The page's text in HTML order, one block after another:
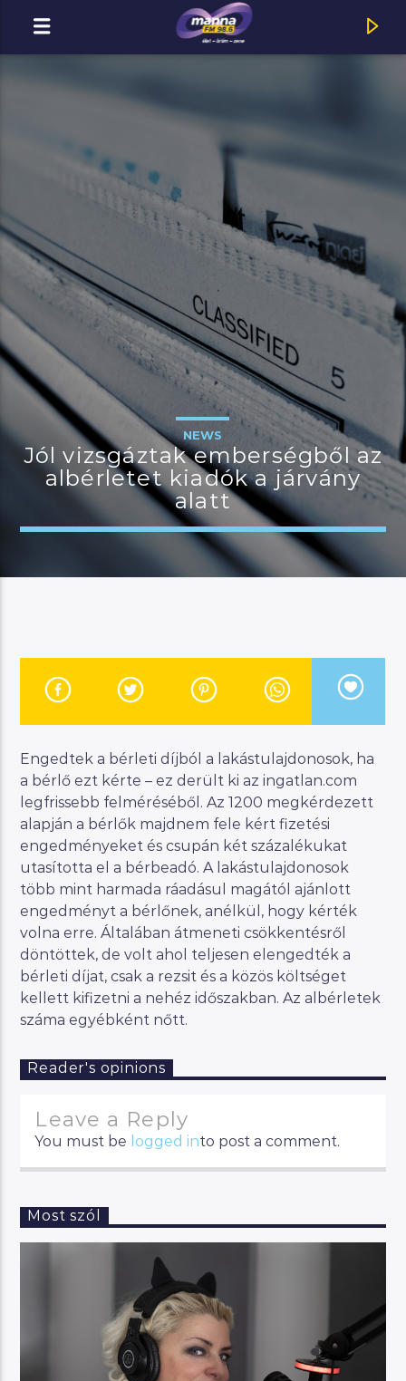
MOST ADÁSBAN
MannaFM
Unisex : Más Úton
JELENLEGI MŰSOR
MANNA DÉLELŐTT
Manna FM
NEWS
Jól vizsgáztak emberségből az
albérletet kiadók a járvány
alatt
Engedtek a bérleti díjból a lakástulajdonosok, ha
a bérlő ezt kérte – ez derült ki az ingatlan.com
legfrissebb felméréséből. Az 1200 megkérdezett
alapján a bérlők majdnem fele kért fizetési
engedményeket és csupán két százalékukat
utasította el a bérbeadó. A lakástulajdonosok
több mint harmada ráadásul magától ajánlott
engedményt a bérlőnek, anélkül, hogy kérték
volna erre. Általában átmeneti csökkentésről
döntöttek, de volt ahol teljesen elengedték a
bérleti díjat, csak a rezsit és a közös költséget
kellett kifizetni a nehéz időszakban. Az albérletek
száma egyébként nőtt.
Reader's opinions
Leave a Reply
You must be logged into post a comment.
Most szól